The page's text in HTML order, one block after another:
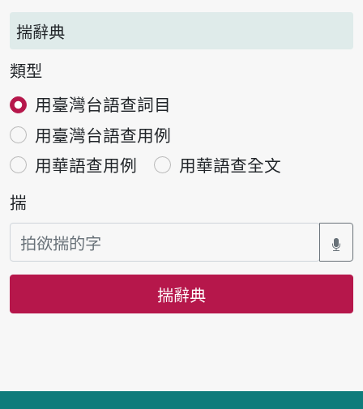
揣辭典
類型
用臺灣台語查詞目
用臺灣台語查用例
用華語查用例
用華語查全文
揣
揣辭典